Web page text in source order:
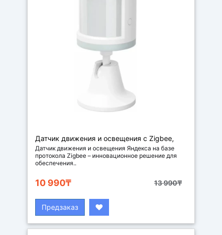
Датчик движения и освещения с Zigbee,
цвет белый
Датчик движения и освещения Яндекса на базе
протокола Zigbee – инновационное решение для
обеспечения..
13 990₸
10 990₸
Предзаказ